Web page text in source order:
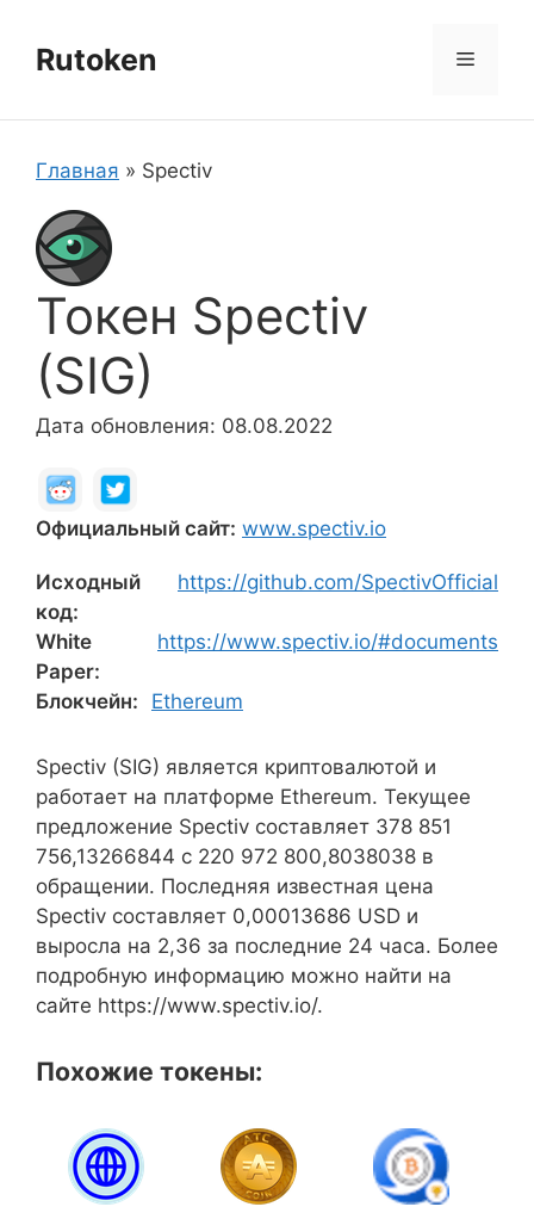
содержимому
Rutoken Меню
Главная » Spectiv
Токен Spectiv
(SIG)
Дата обновления: 08.08.2022
Официальный сайт: www.spectiv.io
Исходный
код:
https://github.com/SpectivOfficial
White
Paper:
https://www.spectiv.io/#documents
Блокчейн: Ethereum
Spectiv (SIG) является криптовалютой и
работает на платформе Ethereum. Текущее
предложение Spectiv составляет 378 851
756,13266844 с 220 972 800,8038038 в
обращении. Последняя известная цена
Spectiv составляет 0,00013686 USD и
выросла на 2,36 за последние 24 часа. Более
подробную информацию можно найти на
сайте https://www.spectiv.io/.
Похожие токены: